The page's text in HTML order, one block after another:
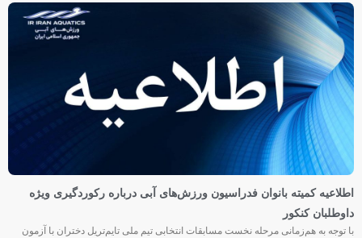
اطلاعیه کمیته بانوان فدراسیون ورزش‌های آبی درباره رکوردگیری ویژه
داوطلبان کنکور
با توجه به هم‌زمانی مرحله نخست مسابقات انتخابی تیم ملی تایم‌تریل دختران با آزمون